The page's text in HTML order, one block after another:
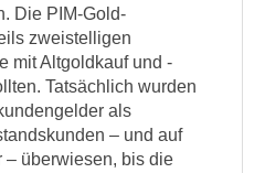
Die PIM-Gold-
zweistelligen
mit Altgoldkauf und -
Tatsächlich wurden
als
– und auf
– überwiesen, bis die